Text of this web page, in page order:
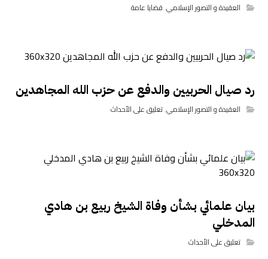
العقيدة و التصور الإسلامي,قضايا عامة
رد صيال الحربيين والدفع عن حزب الله المجاهدين
العقيدة و التصور الإسلامي,تعليق على الأحداث
بيان علمائي بشأن وفاة الشيخ ربيع بن هادي
المدخلي
تعليق على الأحداث